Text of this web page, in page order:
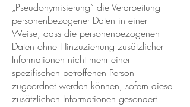
„Pseudonymisierung“ die Verarbeitung
personenbezogener Daten in einer
Weise, dass die personenbezogenen
Daten ohne Hinzuziehung zusätzlicher
Informationen nicht mehr einer
spezifischen betroffenen Person
zugeordnet werden können, sofern diese
zusätzlichen Informationen gesondert